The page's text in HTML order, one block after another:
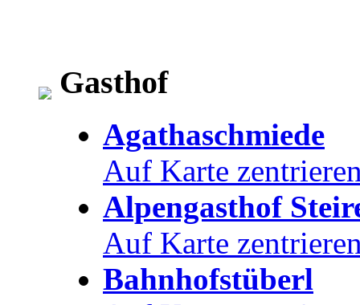
Gasthof
Agathaschmiede
Auf Karte
Alpengasthof
Auf Karte
Bahnhofstüberl